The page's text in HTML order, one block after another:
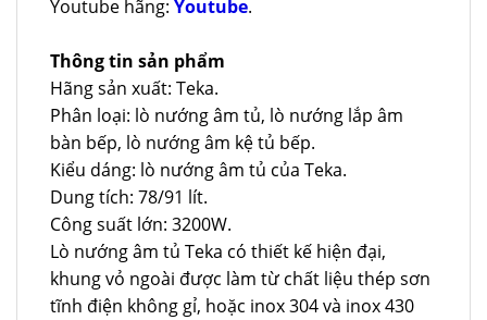
Youtube hãng: Youtube.
Thông tin sản phẩm
Hãng sản xuất: Teka.
Phân loại: lò nướng âm tủ, lò nướng lắp âm
bàn bếp, lò nướng âm kệ tủ bếp.
Kiểu dáng: lò nướng âm tủ của Teka.
Dung tích: 78/91 lít.
Công suất lớn: 3200W.
Lò nướng âm tủ Teka có thiết kế hiện đại,
khung vỏ ngoài được làm từ chất liệu thép sơn
tĩnh điện không gỉ, hoặc inox 304 và inox 430